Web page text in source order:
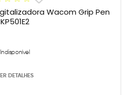
Wacom Grip Pen
KP501E2
Indisponível
DETALHES